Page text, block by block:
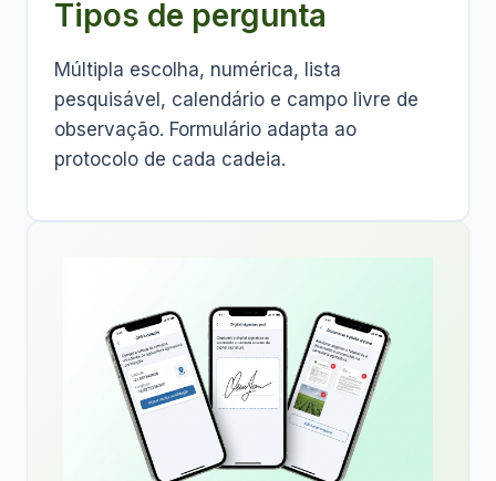
Tipos de pergunta
Múltipla escolha, numérica, lista
pesquisável, calendário e campo livre de
observação. Formulário adapta ao
protocolo de cada cadeia.